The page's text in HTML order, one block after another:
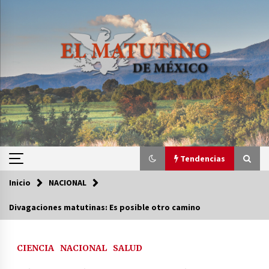
Tendencias
Tendencias
3 semanas atrás
Inicio NACIONAL
Divagaciones matutinas: Es posible otro camino
CIENCIA NACIONAL SALUD